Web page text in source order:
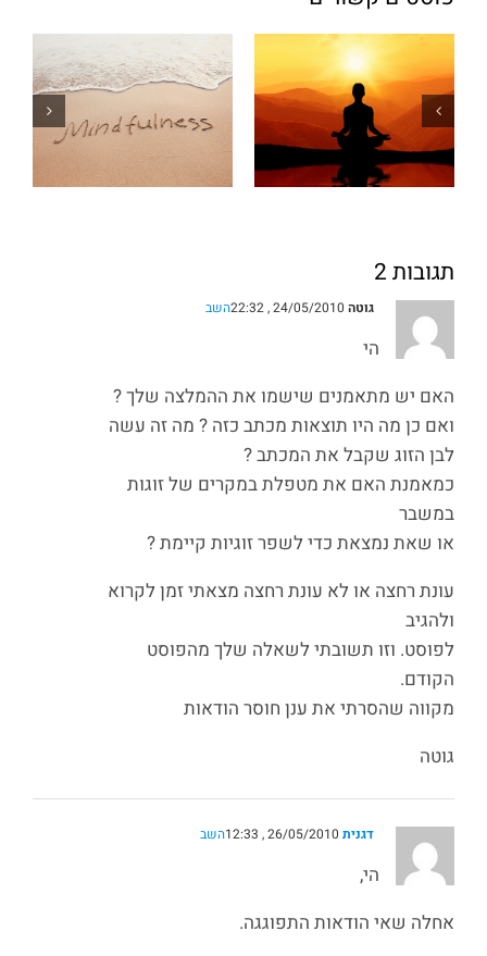
תגובות 2
גוטה השב
הי
האם יש מתאמנים שישמו את ההמלצה שלך ?
ואם כן מה היו תוצאות מכתב כזה ? מה זה עשה
לבן הזוג שקבל את המכתב ?
כמאמנת האם את מטפלת במקרים של זוגות
במשבר
או שאת נמצאת כדי לשפר זוגיות קיימת ?
עונת רחצה או לא עונת רחצה מצאתי זמן לקרוא
ולהגיב
לפוסט. וזו תשובתי לשאלה שלך מהפוסט
הקודם.
מקווה שהסרתי את ענן חוסר הודאות
גוטה
דגנית השב
הי,
אחלה שאי הודאות התפוגגה.